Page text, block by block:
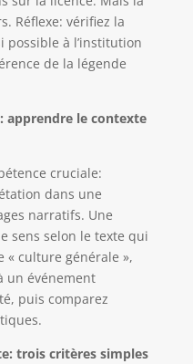
Réflexe: vérifiez la
possible à l’institution
de la légende
apprendre le contexte
cruciale:
dans une
narratifs. Une
sens selon le texte qui
« culture générale »,
un événement
puis comparez
trois critères simples